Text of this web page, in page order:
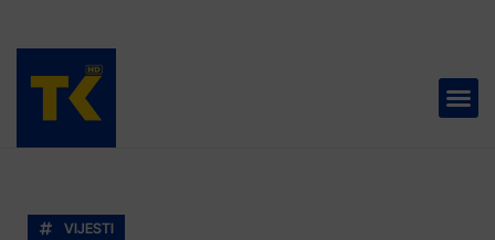
VIJESTI